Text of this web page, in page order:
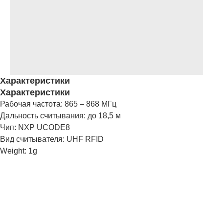
Характеристики
Характеристики
Рабочая частота: 865 – 868 МГц
Дальность считывания: до 18,5 м
Чип: NXP UCODE8
Вид считывателя: UHF RFID
Weight: 1g